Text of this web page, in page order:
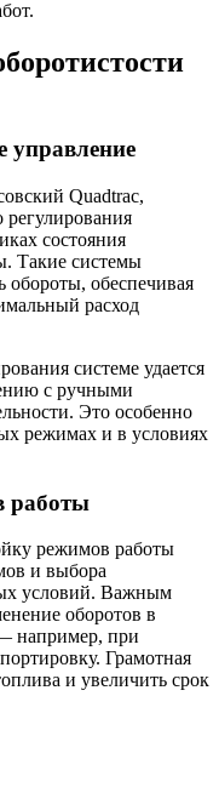
управление
Quadtrac,
регулирования
состояния
Такие системы
обороты, обеспечивая
расход
системе удается
с ручными
Это особенно
режимах и в условиях
работы
режимов работы
и выбора
условий. Важным
оборотов в
например, при
Грамотная
и увеличить срок